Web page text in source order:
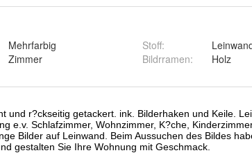
Mehrfarbig
Zimmer
Stoff:
Bildrramen: Holz